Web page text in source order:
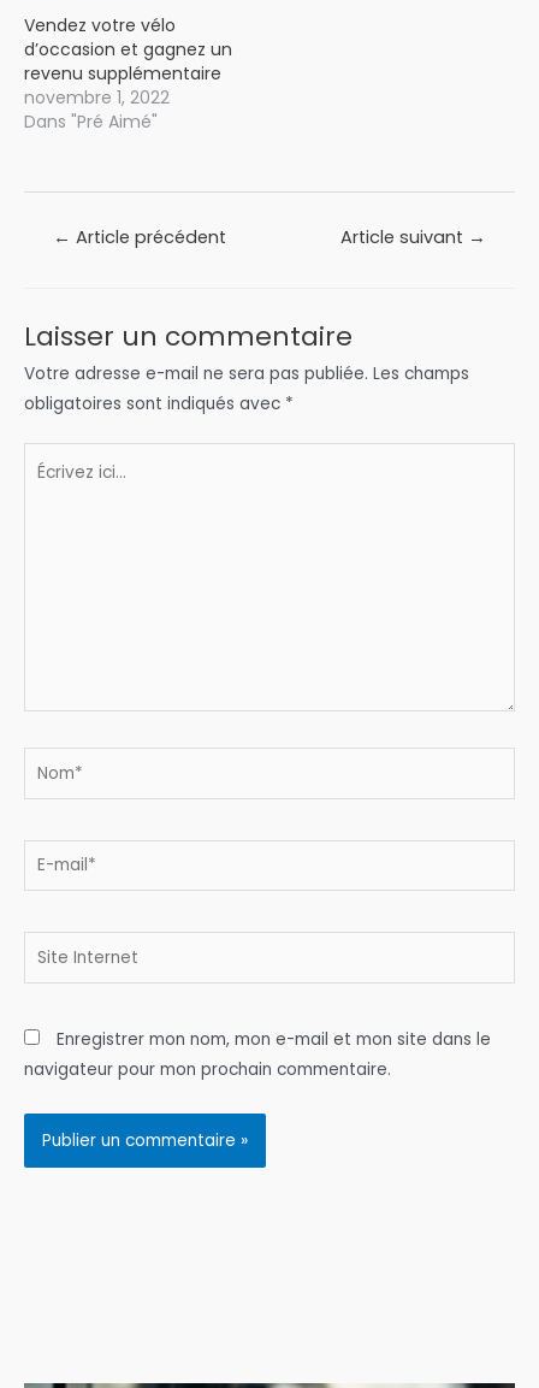
Vendez votre vélo
d’occasion et gagnez un
revenu supplémentaire
novembre 1, 2022
Dans "Pré Aimé"
Navigation
← Article précédent Article suivant →
Laisser un commentaire
Votre adresse e-mail ne sera pas publiée. Les champs
obligatoires sont indiqués avec *
Écrivez
Nom*
E-
mail*
Site
Enregistrer mon nom, mon e-mail et mon site dans le
navigateur pour mon prochain commentaire.